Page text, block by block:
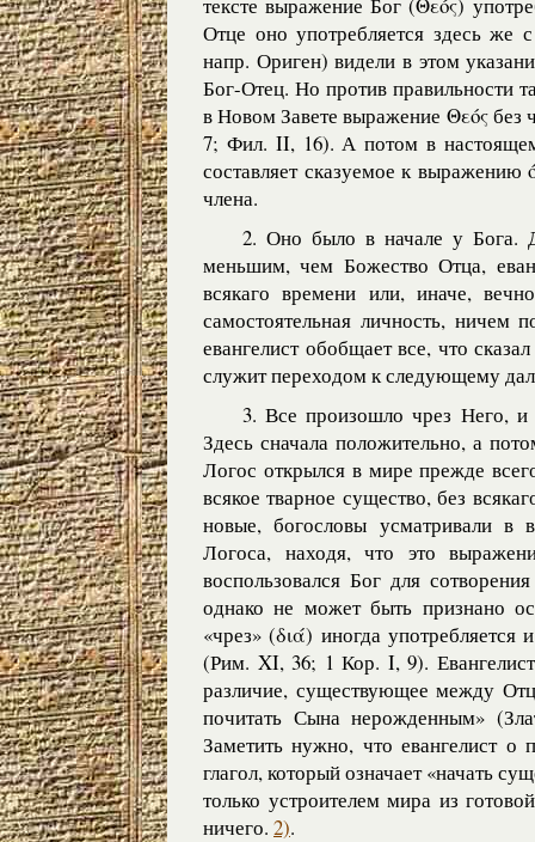
Отце оно употребляется здесь же
напр. Ориген) видели в этом
Бог-Отец. Но против правильности
в Новом Завете выражение Θεός без
7; Фил. II, 16). А потом в
составляет сказуемое к
члена.
2. Оно было в начале у Бога.
меньшим, чем Божество Отца,
всякаго времени или, иначе,
самостоятельная личность,
евангелист обобщает все, что
служит переходом к следующему
3. Все произошло чрез Него,
Здесь сначала положительно, а
Логос открылся в мире прежде
всякое тварное существо, без
новые, богословы усматривали в
Логоса, находя, что это
воспользовался Бог для
однако не может быть признано
«чрез» (διά) иногда
(Рим. XI, 36; 1 Кор. I, 9).
различие, существующее между
почитать Сына нерожденным»
Заметить нужно, что евангелист о
глагол, который означает «начать
только устроителем мира из
ничего. 2).